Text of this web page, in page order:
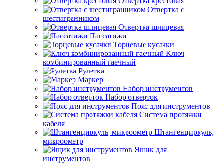
Отвертка с
шестигранником
Отвертка шлицевая
Пассатижи
Торцевые кусачки
Ключ
комбинированный гаечный
Рулетка
Маркер
Набор инструментов
Набор отверток
Пояс для инструментов
Система протяжки
кабеля
Штангенциркуль,
микроометр
Ящик для
инструментов